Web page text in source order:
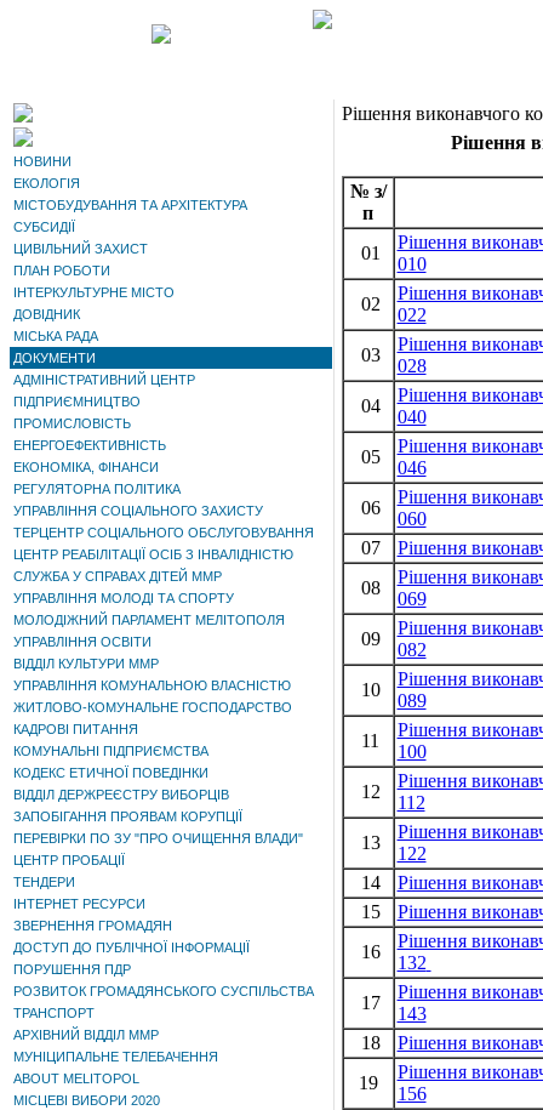
НОВИНИ
ЕКОЛОГІЯ
МІСТОБУДУВАННЯ ТА АРХІТЕКТУРА
СУБСИДІЇ
ЦИВІЛЬНИЙ ЗАХИСТ
ПЛАН РОБОТИ
ІНТЕРКУЛЬТУРНЕ МІСТО
ДОВІДНИК
МІСЬКА РАДА
ДОКУМЕНТИ
АДМІНІСТРАТИВНИЙ ЦЕНТР
ПІДПРИЄМНИЦТВО
ПРОМИСЛОВІСТЬ
ЕНЕРГОЕФЕКТИВНІСТЬ
ЕКОНОМІКА, ФІНАНСИ
РЕГУЛЯТОРНА ПОЛІТИКА
УПРАВЛІННЯ СОЦІАЛЬНОГО ЗАХИСТУ
ТЕРЦЕНТР СОЦІАЛЬНОГО ОБСЛУГОВУВАННЯ
ЦЕНТР РЕАБІЛІТАЦІЇ ОСІБ З ІНВАЛІДНІСТЮ
СЛУЖБА У СПРАВАХ ДІТЕЙ ММР
УПРАВЛІННЯ МОЛОДІ ТА СПОРТУ
МОЛОДІЖНИЙ ПАРЛАМЕНТ МЕЛІТОПОЛЯ
УПРАВЛІННЯ ОСВІТИ
ВІДДІЛ КУЛЬТУРИ ММР
УПРАВЛІННЯ КОМУНАЛЬНОЮ ВЛАСНІСТЮ
ЖИТЛОВО-КОМУНАЛЬНЕ ГОСПОДАРСТВО
КАДРОВІ ПИТАННЯ
КОМУНАЛЬНІ ПІДПРИЄМСТВА
КОДЕКС ЕТИЧНОЇ ПОВЕДІНКИ
ВІДДІЛ ДЕРЖРЕЄСТРУ ВИБОРЦІВ
ЗАПОБІГАННЯ ПРОЯВАМ КОРУПЦІЇ
ПЕРЕВІРКИ ПО ЗУ "ПРО ОЧИЩЕННЯ ВЛАДИ"
ЦЕНТР ПРОБАЦІЇ
ТЕНДЕРИ
ІНТЕРНЕТ РЕСУРСИ
ЗВЕРНЕННЯ ГРОМАДЯН
ДОСТУП ДО ПУБЛІЧНОЇ ІНФОРМАЦІЇ
ПОРУШЕННЯ ПДР
РОЗВИТОК ГРОМАДЯНСЬКОГО СУСПІЛЬСТВА
ТРАНСПОРТ
АРХІВНИЙ ВІДДІЛ ММР
МУНІЦИПАЛЬНЕ ТЕЛЕБАЧЕННЯ
ABOUT MELITOPOL
МІСЦЕВІ ВИБОРИ 2020
Рішення виконавчого
Рішення
№ з/
п
01
Рішення
010
02
Рішення
022
03
Рішення
028
04
Рішення
040
05
Рішення
046
06
Рішення
060
07
Рішення
08
Рішення
069
09
Рішення
082
10
Рішення
089
11
Рішення
100
12
Рішення
112
13
Рішення
122
14
Рішення
15
Рішення
16
Рішення
132
17
Рішення
143
18
Рішення
19
Рішення
156